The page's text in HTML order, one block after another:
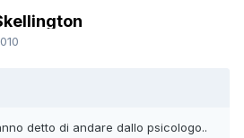
detto di andare dallo psicologo..